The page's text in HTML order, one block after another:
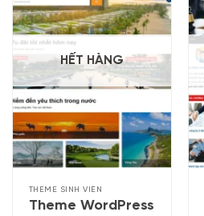
HẾT HÀNG
THEME SINH VIÊN
Theme WordPress